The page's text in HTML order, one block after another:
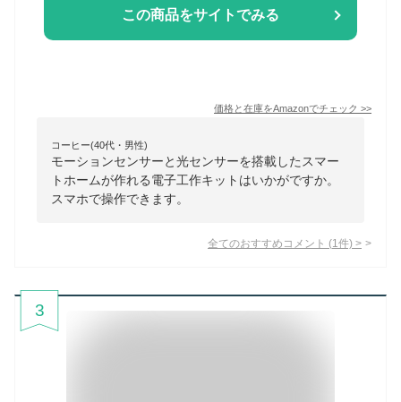
この商品をサイトでみる
価格と在庫をAmazonでチェック >>
コーヒー(40代・男性)
モーションセンサーと光センサーを搭載したスマー
トホームが作れる電子工作キットはいかがですか。
スマホで操作できます。
全てのおすすめコメント (1 件) >
3